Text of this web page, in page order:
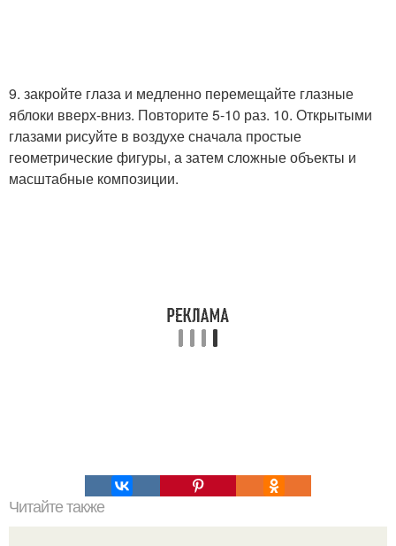
9. закройте глаза и медленно перемещайте глазные
яблоки вверх-вниз. Повторите 5-10 раз. 10. Открытыми
глазами рисуйте в воздухе сначала простые
геометрические фигуры, а затем сложные объекты и
масштабные композиции.
Читайте также